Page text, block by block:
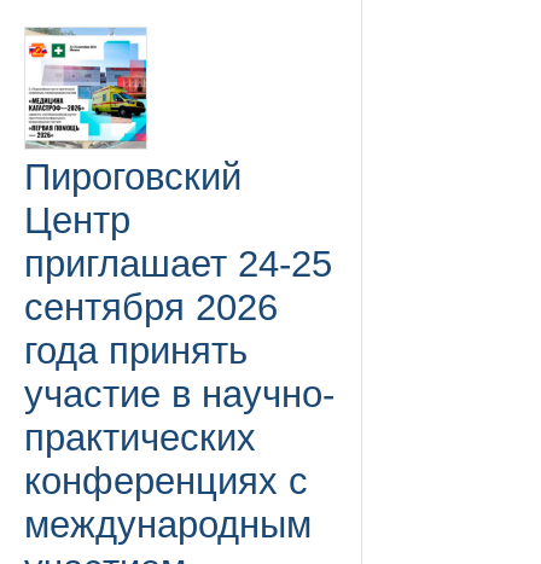
Пироговский
Центр
приглашает 24-25
сентября 2026
года принять
участие в научно-
практических
конференциях с
международным